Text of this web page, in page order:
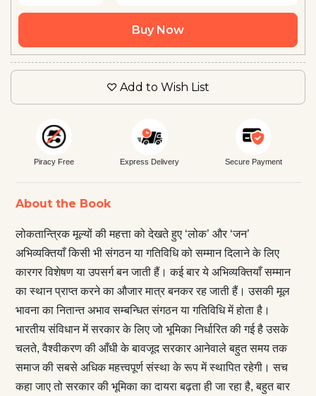
Buy Now
Add to Wish List
Piracy Free Express Delivery Secure Payment
About the Book
लोकतान्त्रिक मूल्यों की महत्ता को देखते हुए ‘लोक’ और ‘जन’
अभिव्यक्तियाँ किसी भी संगठन या गतिविधि को सम्मान दिलाने के लिए
कारगर विशेषण या उपसर्ग बन जाती हैं। कई बार ये अभिव्यक्तियाँ सम्मान
का स्थान प्राप्त करने का औजार मात्र बनकर रह जाती हैं। उसकी मूल
भावना का नितान्त अभाव सम्बन्धित संगठन या गतिविधि में होता है।
भारतीय संविधान में सरकार के लिए जो भूमिका निर्धारित की गई है उसके
चलते, वैश्वीकरण की आँधी के बावजूद सरकार आनेवाले बहुत समय तक
समाज की सबसे अधिक महत्त्वपूर्ण संस्था के रूप में स्थापित रहेगी। सच
कहा जाए तो सरकार की भूमिका का दायरा बढ़ता ही जा रहा है, बहुत बार